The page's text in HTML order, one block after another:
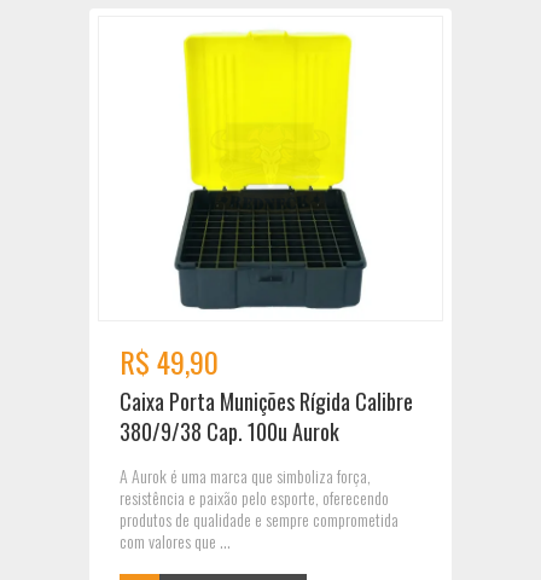
R$ 49,90
Caixa Porta Munições Rígida Calibre
380/9/38 Cap. 100u Aurok
A Aurok é uma marca que simboliza força,
resistência e paixão pelo esporte, oferecendo
produtos de qualidade e sempre comprometida
com valores que ...